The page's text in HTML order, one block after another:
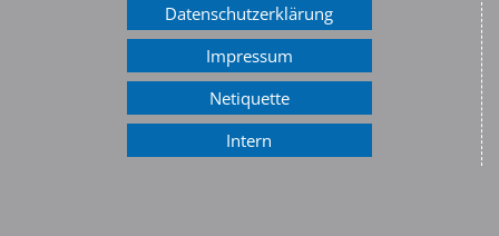
Datenschutzerklärung
Impressum
Netiquette
Intern